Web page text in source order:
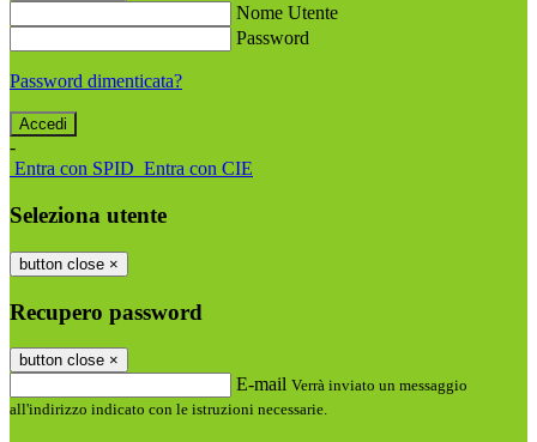
Nome Utente
Password
Password dimenticata?
-
Entra con SPID Entra con CIE
Seleziona utente
button close ×
Recupero password
button close ×
E-mail Verrà inviato un messaggio
all'indirizzo indicato con le istruzioni necessarie.